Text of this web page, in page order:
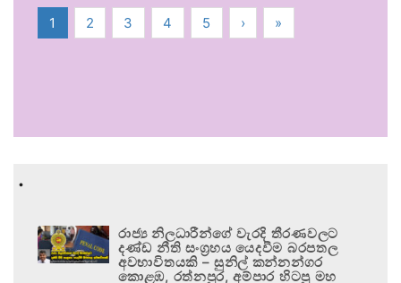
1 2 3 4 5 › »
.
රාජ්‍ය නිලධාරීන්ගේ වැරදි තීරණවලට
දණ්ඩ නීති සංග්‍රහය යෙදවීම බරපතල
අවභාවිතයකි – සුනිල් කන්නන්ගර
කොළඹ, රත්නපුර, අම්පාර හිටපු මහ